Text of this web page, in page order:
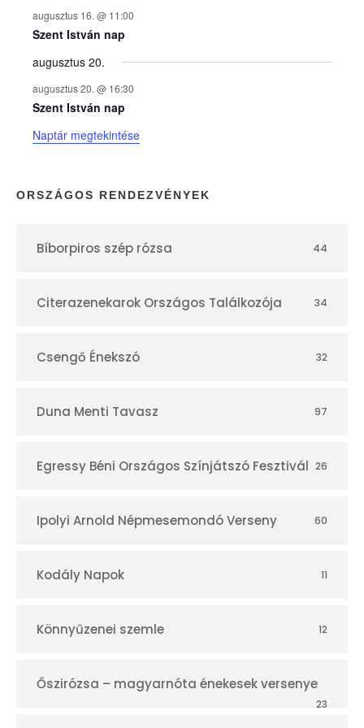
e
k
n
a
p
r
augusztus 16. @ 11:00
Szent István nap
augusztus 20.
augusztus 20. @ 16:30
Szent István nap
Naptár megtekintése
ORSZÁGOS RENDEZVÉNYEK
Bíborpiros szép rózsa 44
Citerazenekarok Országos Találkozója 34
Csengő Énekszó 32
Duna Menti Tavasz 97
Egressy Béni Országos Színjátszó Fesztivál 26
Ipolyi Arnold Népmesemondó Verseny 60
Kodály Napok 11
Könnyűzenei szemle 12
Őszirózsa – magyarnóta énekesek versenye
23